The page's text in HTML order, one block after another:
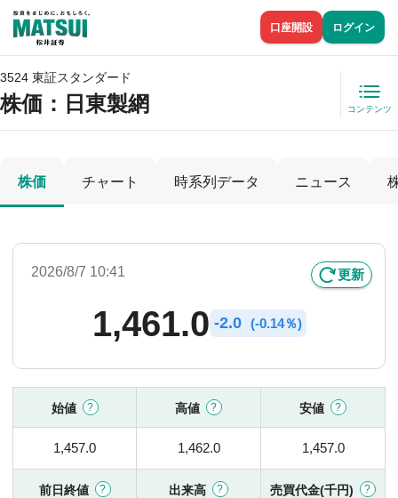
口座開設 ログイン
3524 東証スタンダード
株価 ：日東製網 コンテンツ
株価 チャート 時系列データ ニュース
2026/8/7 10:41 更新
1,461.0 -2.0 (-0.14％)
始値 高値 安値
1,457.0 1,462.0 1,457.0
前日終値 出来高 売買代金(千円)